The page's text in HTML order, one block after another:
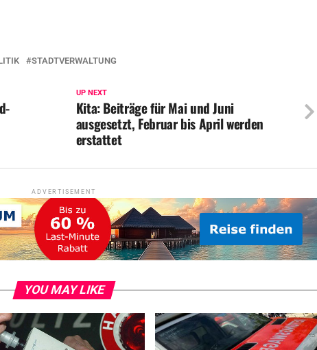
STADTVERWALTUNG
UP NEXT
Kita: Beiträge für Mai und Juni
ausgesetzt, Februar bis April werden
erstattet
ADVERTISEMENT
YOU MAY LIKE